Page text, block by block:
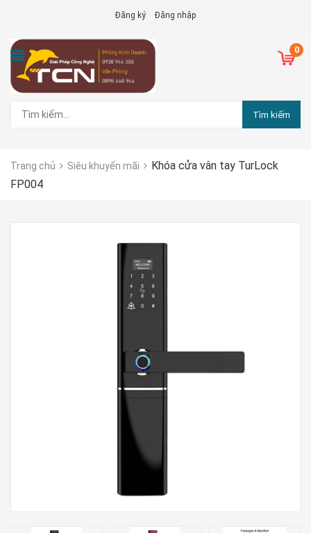
Đăng ký Đăng nhập
0
Tìm kiếm
Trang chủ Siêu khuyến mãi
Khóa cửa vân tay TurLock
FP004